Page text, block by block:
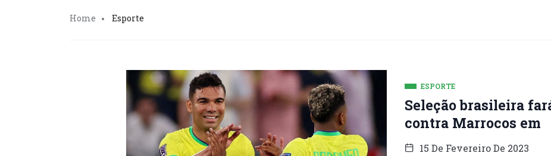
Home Esporte
ESPORTE
Seleção brasileira
contra Marrocos em
15 De Fevereiro De 2023